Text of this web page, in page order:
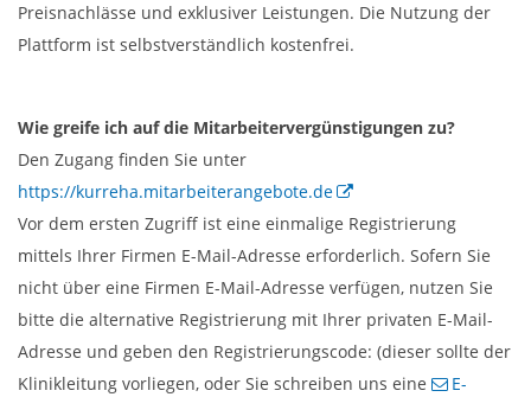
Preisnachlässe und exklusiver Leistungen. Die Nutzung der
Plattform ist selbstverständlich kostenfrei.
Wie greife ich auf die Mitarbeitervergünstigungen zu?
Den Zugang finden Sie unter
https://kurreha.mitarbeiterangebote.de
Vor dem ersten Zugriff ist eine einmalige Registrierung
mittels Ihrer Firmen E-Mail-Adresse erforderlich. Sofern Sie
nicht über eine Firmen E-Mail-Adresse verfügen, nutzen Sie
bitte die alternative Registrierung mit Ihrer privaten E-Mail-
Adresse und geben den Registrierungscode: (dieser sollte der
Klinikleitung vorliegen, oder Sie schreiben uns eine
E-